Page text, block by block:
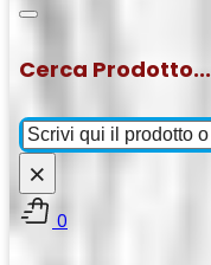
Cerca Prodotto...
Cerca
×
0